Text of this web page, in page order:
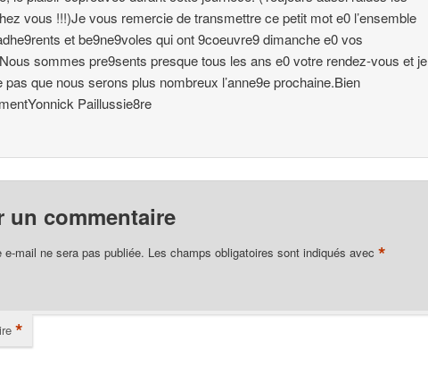
vous !!!)Je vous remercie de transmettre ce petit mot e0 l’ensemble
et be9ne9voles qui ont 9coeuvre9 dimanche e0 vos
sommes pre9sents presque tous les ans e0 votre rendez-vous et je
pas que nous serons plus nombreux l’anne9e prochaine.Bien
Paillussie8re
un commentaire
e-mail ne sera pas publiée. Les champs obligatoires sont indiqués avec *
*